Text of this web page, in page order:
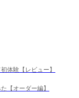
体験【レビュー】
【オーダー編】